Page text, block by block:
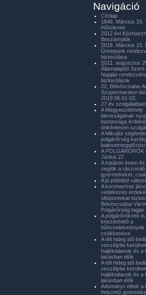
Navigáció
Címlap
1848. Március 15.
Hősöknek
2012 évi
Beszámolók
2018. Március 15.
Ünnepünk
biztosítása
2021. augusztus
Államalapító
Napján
biztosítások
22, Békéscsaba-
Szupermaraton
2019.06.01-02.
27 év szolgálatban!
A Megyeszékhely
lakosságának
biztonsága
önkéntesen
A Mikulás
polgárőrség
balesetmegelőzési
A POLGÁRŐRÖK
Június 27.
A határon innen és
segítik a rászoruló
gyermekeket,
A jó példától
A koronavírus
védekezés
oltópontokat
Békéscsabai
Polgárőrség tagjai.
A polgárőröknek is
köszönhető a
bűncselekmények
csökkenése.
A téli hideg idő
veszélybe
hajléktalanok és a
lakásban élők
A téli hideg idő
veszélybe
hajléktalanok és a
lakásban élők
Adományt vittek a
helyzetű